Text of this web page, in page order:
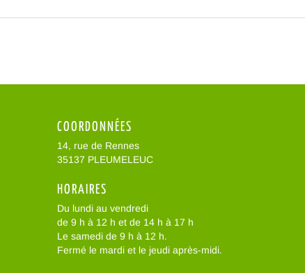
COORDONNÉES
14, rue de Rennes
35137 PLEUMELEUC
HORAIRES
Du lundi au vendredi
de 9 h à 12 h et de 14 h à 17 h
Le samedi de 9 h à 12 h.
Fermé le mardi et le jeudi après-midi.